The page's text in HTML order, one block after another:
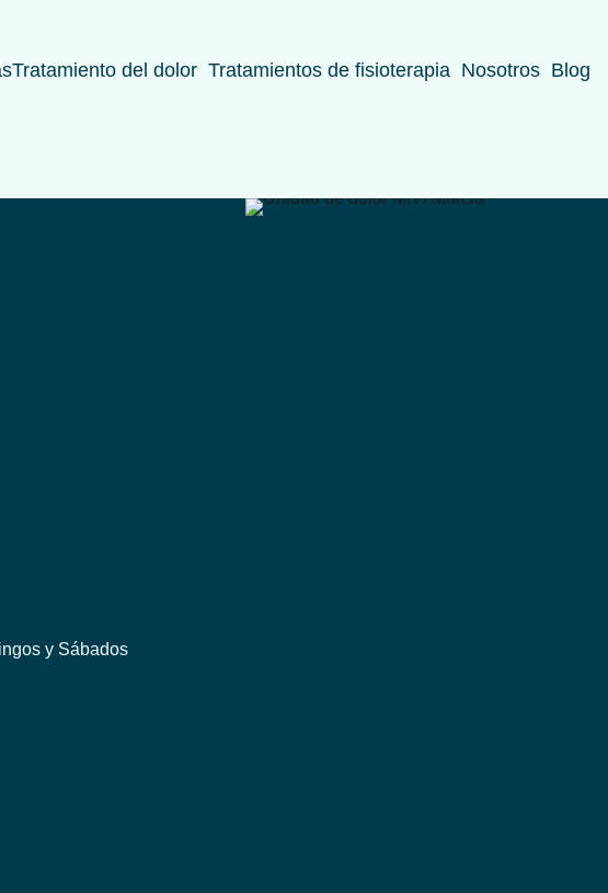
Tratamiento del dolor Tratamientos de fisioterapia Nosotros Blog
y Sábados